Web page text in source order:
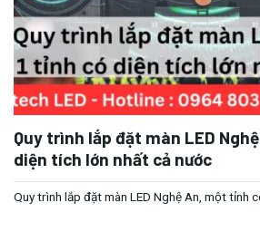
Quy trình lắp đặt màn LED
diện tích lớn nhất cả nước
Quy trình lắp đặt màn LED Nghệ An, một tỉnh